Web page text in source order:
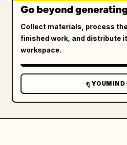
ใช้คอนทราสต์ต่ำที่สะอาดตา และก
ที่สว่างสดใสตัดกับพื้นฐานสภาพแวด
เป็นธรรมชาติทั้งในพื้นหลังและบน
และเอฟเฟกต์ที่มีสไตล์จะให้พลังงา
Go beyond
Collect materials, process
finished work, and distribute
workspace.
ดู YOUMIND